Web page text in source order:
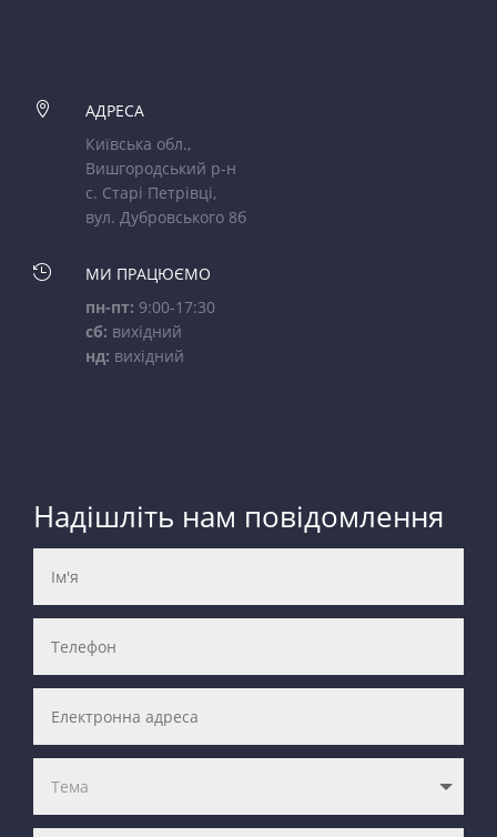

АДРЕСА
Київська обл.,
Вишгородський р-н
с. Старі Петрівці,
вул. Дубровського 8б

МИ ПРАЦЮЄМО
пн-пт: 9:00-17:30
сб: вихідний
нд: вихідний
Надішліть нам повідомлення